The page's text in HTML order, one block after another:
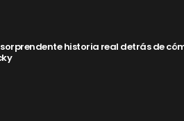
sorprendente historia real detrás de